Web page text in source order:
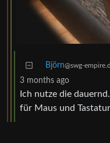
Björn@swg-
3 months ago
Ich nutze die
für Maus und